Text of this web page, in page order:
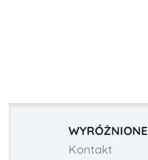
WYRÓŻNIONE
Kontakt